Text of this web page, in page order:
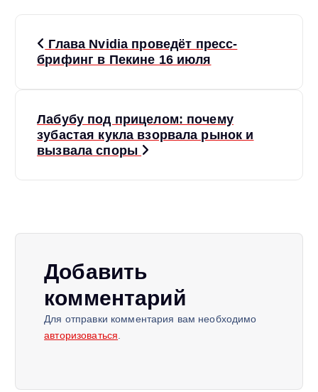
ц
о
Глава Nvidia проведёт пресс-
брифинг в Пекине 16 июля
Лабубу под прицелом: почему
зубастая кукла взорвала рынок и
вызвала споры
Добавить
комментарий
Для отправки комментария вам необходимо
авторизоваться.